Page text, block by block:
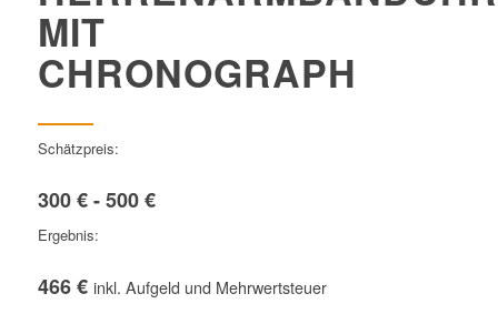
MIT
CHRONOGRAPH
Schätzpreis:
300 € - 500 €
Ergebnis:
466 € inkl. Aufgeld und Mehrwertsteuer